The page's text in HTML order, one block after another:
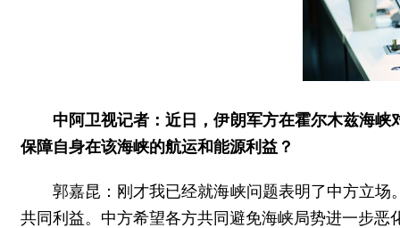
中阿卫视记者：近日，伊朗军方在霍尔木兹海
保障自身在该海峡的航运和能源利益？
郭嘉昆：刚才我已经就海峡问题表明了中方立
共同利益。中方希望各方共同避免海峡局势进一步